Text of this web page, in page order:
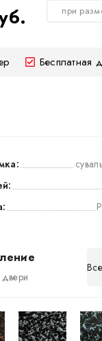
при
Бесплатная